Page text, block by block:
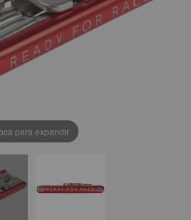
para expandir